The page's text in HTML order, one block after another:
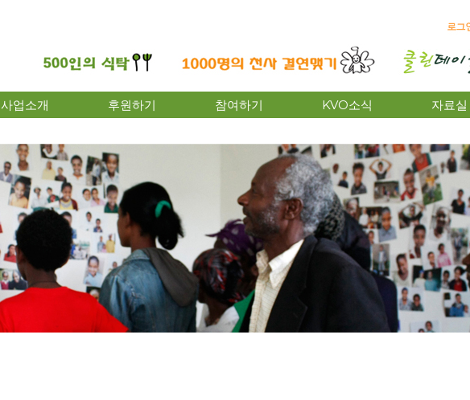
사업소개 후원하기 참여하기 KVO소식 자료실